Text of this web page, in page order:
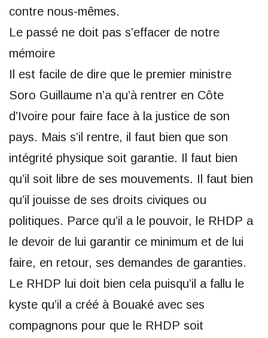
contre nous-mêmes.
Le passé ne doit pas s’effacer de notre
mémoire
Il est facile de dire que le premier ministre
Soro Guillaume n’a qu’à rentrer en Côte
d’Ivoire pour faire face à la justice de son
pays. Mais s’il rentre, il faut bien que son
intégrité physique soit garantie. Il faut bien
qu’il soit libre de ses mouvements. Il faut bien
qu’il jouisse de ses droits civiques ou
politiques. Parce qu’il a le pouvoir, le RHDP a
le devoir de lui garantir ce minimum et de lui
faire, en retour, ses demandes de garanties.
Le RHDP lui doit bien cela puisqu’il a fallu le
kyste qu’il a créé à Bouaké avec ses
compagnons pour que le RHDP soit